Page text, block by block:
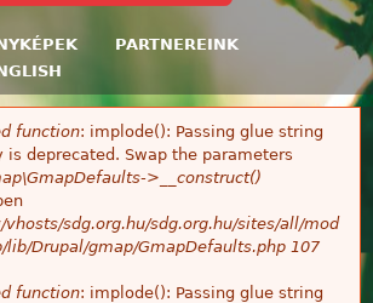
PARTNEREINK
function: implode(): Passing glue string
is deprecated. Swap the parameters
>__construct()
vhosts/sdg.org.hu/sdg.org.hu/sites/all/mod
lib/Drupal/gmap/GmapDefaults.php 107
function: implode(): Passing glue string